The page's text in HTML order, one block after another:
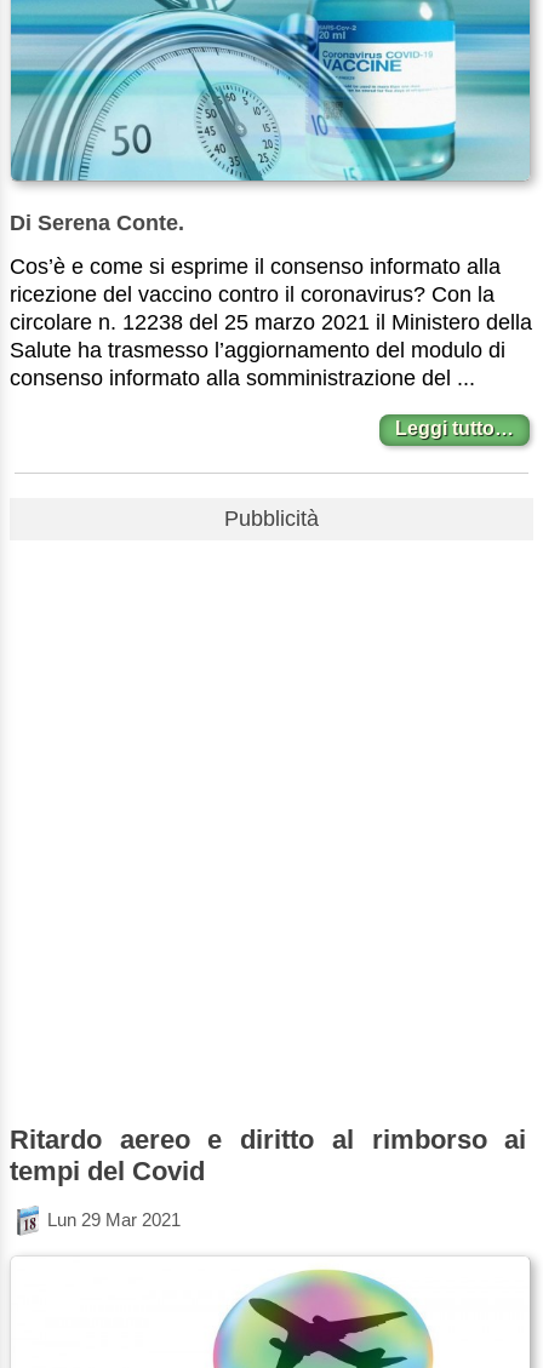
Di Serena Conte.
Cos’è e come si esprime il consenso informato alla
ricezione del vaccino contro il coronavirus? Con la
circolare n. 12238 del 25 marzo 2021 il Ministero della
Salute ha trasmesso l’aggiornamento del modulo di
consenso informato alla somministrazione del ...
Leggi tutto…
Pubblicità
Ritardo aereo e diritto al rimborso ai
tempi del Covid
Lun 29 Mar 2021